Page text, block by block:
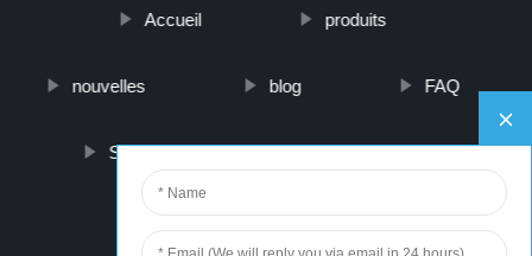
Accueil produits
nouvelles blog FAQ
Sur nous contactez-nous
PARTNER COMPANY